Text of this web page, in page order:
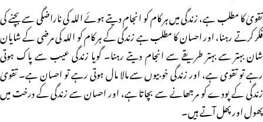
تقویٰ کا مطلب ہے، زندگی میں ہر کام کو انجام دیتے ہوئے اللہ کی ناراضگی سے بچنے کی
فکر کرتے رہنا، اور احسان کا مطلب ہے زندگی کے ہر کام کو اللہ کی مرضی کے شایان
شان بہتر سے بہتر طریقے سے انجام دیتے رہنا۔ گویا زندگی عیب سے پاک ہوتی
رہے تو تقوی ہے، اور زندگی خوبیوں سے مالا مال ہوتی رہے تو احسان ہے۔ تقویٰ
زندگی کے پودے کو مرجھانے سے بچاتا ہے، اور احسان سے زندگی کے درخت میں
پھول اور پھل آتے ہیں۔